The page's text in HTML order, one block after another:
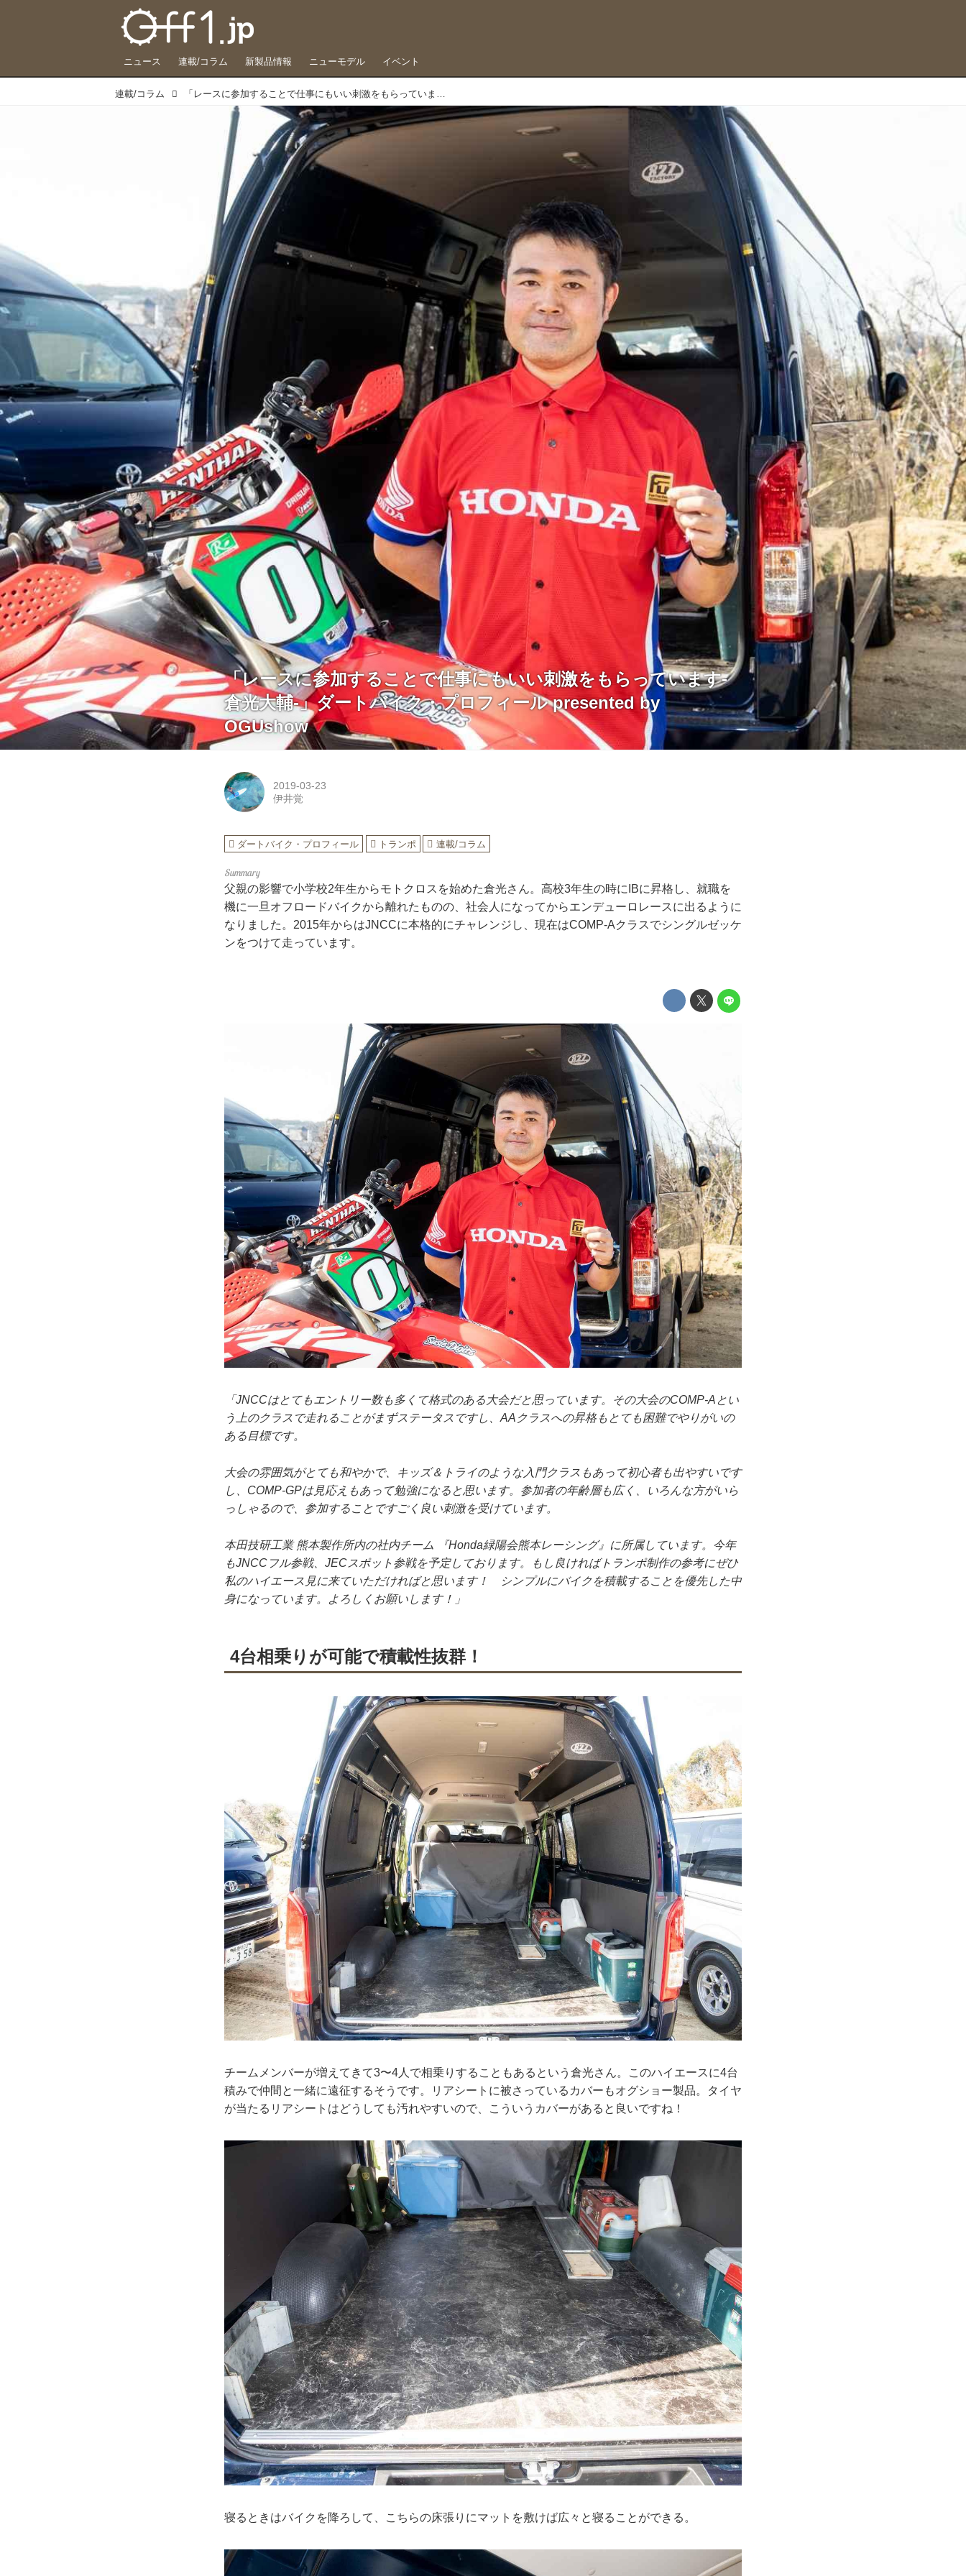
ニュース 連載/コラム 新製品情報 ニューモデル イベント
連載/コラム 「レースに参加することで仕事にもいい刺激をもらっています-倉光大輔-」ダートバイク・プロフィール presented by OGUshow
「レースに参加することで仕事にもいい刺激をもらっています-
倉光大輔-」ダートバイク・プロフィール presented by
OGUshow
2019-03-23
伊井覚
ダートバイク・プロフィール トランポ 連載/コラム
父親の影響で小学校2年生からモトクロスを始めた倉光さん。高校3年生の時にIBに昇格し、就職を
機に一旦オフロードバイクから離れたものの、社会人になってからエンデューロレースに出るように
なりました。2015年からはJNCCに本格的にチャレンジし、現在はCOMP-Aクラスでシングルゼッケ
ンをつけて走っています。
「JNCCはとてもエントリー数も多くて格式のある大会だと思っています。その大会のCOMP-Aとい
う上のクラスで走れることがまずステータスですし、AAクラスへの昇格もとても困難でやりがいの
ある目標です。
大会の雰囲気がとても和やかで、キッズ＆トライのような入門クラスもあって初心者も出やすいです
し、COMP-GPは見応えもあって勉強になると思います。参加者の年齢層も広く、いろんな方がいら
っしゃるので、参加することですごく良い刺激を受けています。
本田技研工業 熊本製作所内の社内チーム 『Honda緑陽会熊本レーシング』に所属しています。今年
もJNCCフル参戦、JECスポット参戦を予定しております。もし良ければトランポ制作の参考にぜひ
私のハイエース見に来ていただければと思います！ シンプルにバイクを積載することを優先した中
身になっています。よろしくお願いします！」
4台相乗りが可能で積載性抜群！
チームメンバーが増えてきて3〜4人で相乗りすることもあるという倉光さん。このハイエースに4台
積みで仲間と一緒に遠征するそうです。リアシートに被さっているカバーもオグショー製品。タイヤ
が当たるリアシートはどうしても汚れやすいので、こういうカバーがあると良いですね！
寝るときはバイクを降ろして、こちらの床張りにマットを敷けば広々と寝ることができる。